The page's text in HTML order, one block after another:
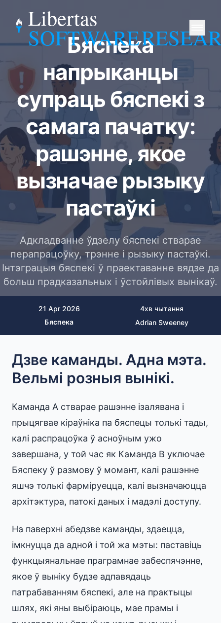
Libertas
SOFTWARE
Бяспека
напрыканцы
супраць бяспекі з
самага пачатку:
рашэнне, якое
вызначае рызыку
пастаўкі
Адкладванне ўдзелу бяспекі стварае
перапрацоўку, трэнне і рызыку пастаўкі.
Інтэграцыя бяспекі ў праектаванне вядзе да
больш прадказальных і ўстойлівых вынікаў.
21 Apr 2026 4хв чытання
Бяспека
Adrian Sweeney
Дзве каманды. Адна мэта.
Вельмі розныя вынікі.
Каманда A стварае рашэнне ізалявана і
прыцягвае кіраўніка па бяспецы толькі тады,
калі распрацоўка ў асноўным ужо
завершана, у той час як Каманда B уключае
Бяспеку ў размову ў момант, калі рашэнне
яшчэ толькі фарміруецца, калі вызначаюцца
архітэктура, патокі даных і мадэлі доступу.
На паверхні абедзве каманды, здаецца,
імкнуцца да адной і той жа мэты: паставіць
функцыянальнае праграмнае забеспячэнне,
якое ў выніку будзе адпавядаць
патрабаванням бяспекі, але на практыцы
шлях, які яны выбіраюць, мае прамы і